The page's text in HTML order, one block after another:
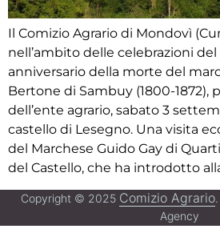
Il Comizio Agrario di Mondovì
nell’ambito delle celebrazioni del
anniversario della morte del
Bertone di Sambuy (1800-1872),
dell’ente agrario, sabato 3
castello di Lesegno. Una visita
del Marchese Guido Gay di
del Castello, che ha introdotto
Copyright © 2025 Comizio Agrario
Agency